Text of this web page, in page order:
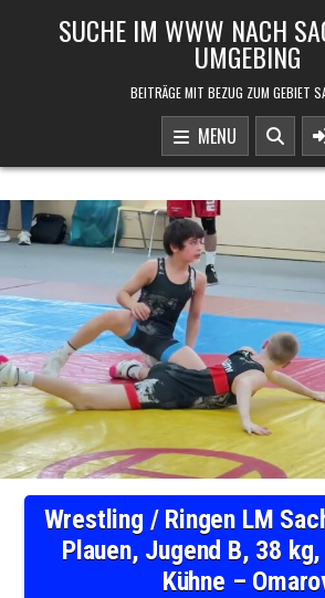
SUCHE IM WWW NACH
UMGEBING
BEITRÄGE MIT BEZUG ZUM GEBIET
MENU
Wrestling / Ringen LM
Plauen, Jugend B, 38
Kühne –